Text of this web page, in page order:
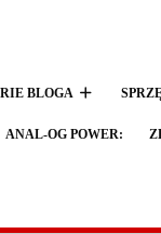
BLOGA
ANAL-OG POWER: